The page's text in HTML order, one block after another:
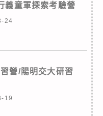
義童軍探索考驗營
24
營/陽明交大研習
19